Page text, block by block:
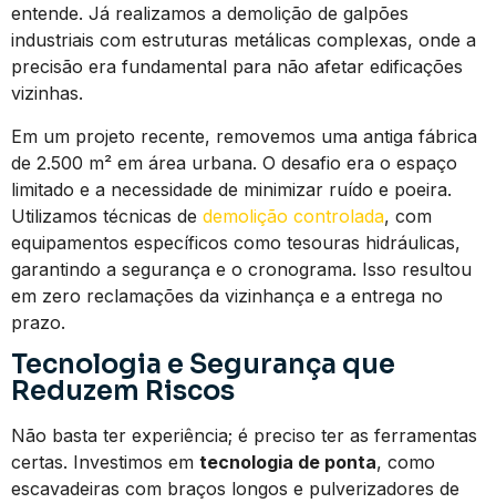
entende. Já realizamos a demolição de galpões
industriais com estruturas metálicas complexas, onde a
precisão era fundamental para não afetar edificações
vizinhas.
Em um projeto recente, removemos uma antiga fábrica
de 2.500 m² em área urbana. O desafio era o espaço
limitado e a necessidade de minimizar ruído e poeira.
Utilizamos técnicas de demolição controlada, com
equipamentos específicos como tesouras hidráulicas,
garantindo a segurança e o cronograma. Isso resultou
em zero reclamações da vizinhança e a entrega no
prazo.
Tecnologia e Segurança que
Reduzem Riscos
Não basta ter experiência; é preciso ter as ferramentas
certas. Investimos em tecnologia de ponta, como
escavadeiras com braços longos e pulverizadores de